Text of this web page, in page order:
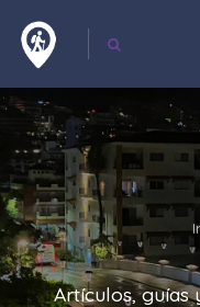
Artículos, guías